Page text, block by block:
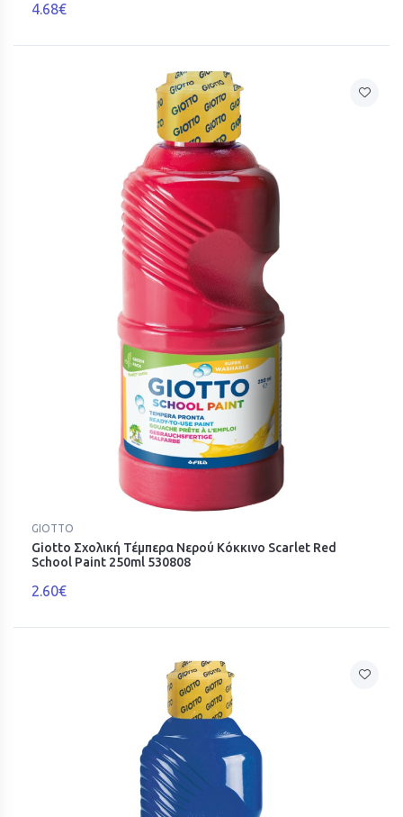
4.68€
GIOTTO
Giotto Σχολική Τέμπερα Νερού Κόκκινο Scarlet Red
School Paint 250ml 530808
2.60€